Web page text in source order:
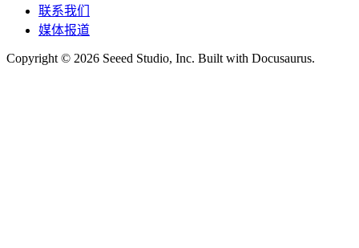
联系我们
媒体报道
Copyright © 2026 Seeed Studio, Inc. Built with Docusaurus.